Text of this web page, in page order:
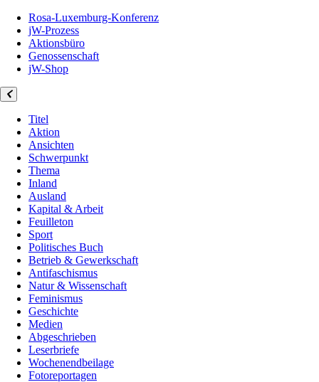
Rosa-Luxemburg-Konferenz
jW-Prozess
Aktionsbüro
Genossenschaft
jW-Shop
Titel
Aktion
Ansichten
Schwerpunkt
Thema
Inland
Ausland
Kapital & Arbeit
Feuilleton
Sport
Politisches Buch
Betrieb & Gewerkschaft
Antifaschismus
Natur & Wissenschaft
Feminismus
Geschichte
Medien
Abgeschrieben
Leserbriefe
Wochenendbeilage
Fotoreportagen